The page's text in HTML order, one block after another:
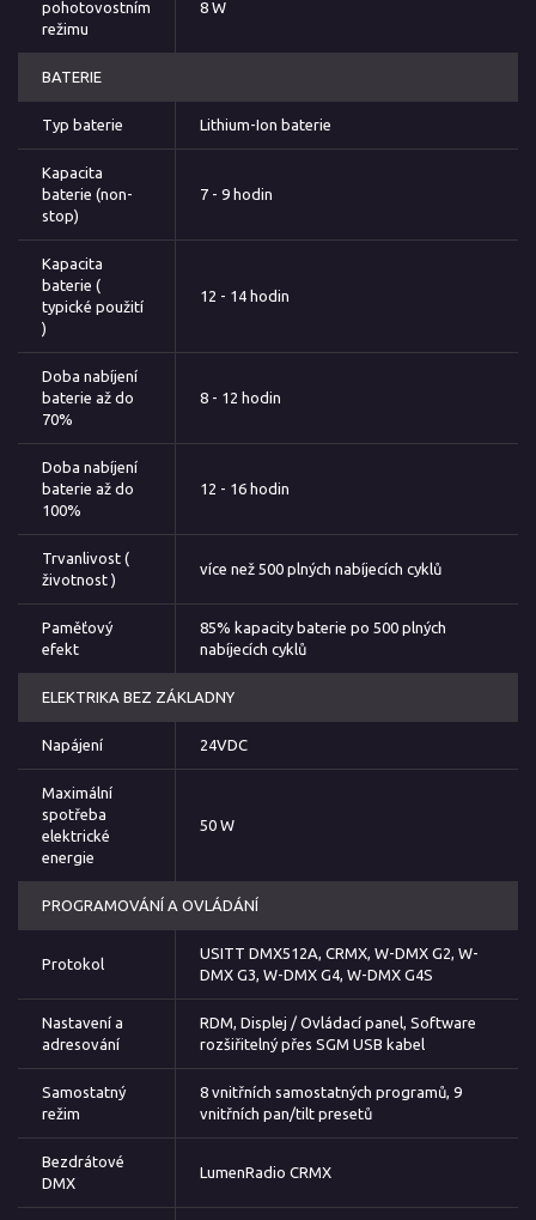
pohotovostním
režimu
8 W
BATERIE
Typ baterie Lithium-Ion baterie
Kapacita
baterie (non-
stop)
7 - 9 hodin
Kapacita
baterie (
typické použití
)
12 - 14 hodin
Doba nabíjení
baterie až do
70%
8 - 12 hodin
Doba nabíjení
baterie až do
100%
12 - 16 hodin
Trvanlivost (
životnost )
více než 500 plných nabíjecích cyklů
Paměťový
efekt
85% kapacity baterie po 500 plných
nabíjecích cyklů
ELEKTRIKA BEZ ZÁKLADNY
Napájení 24VDC
Maximální
spotřeba
elektrické
energie
50 W
PROGRAMOVÁNÍ A OVLÁDÁNÍ
Protokol
USITT DMX512A, CRMX, W-DMX G2, W-
DMX G3, W-DMX G4, W-DMX G4S
Nastavení a
adresování
RDM, Displej / Ovládací panel, Software
rozšiřitelný přes SGM USB kabel
Samostatný
režim
8 vnitřních samostatných programů, 9
vnitřních pan/tilt presetů
Bezdrátové
DMX
LumenRadio CRMX